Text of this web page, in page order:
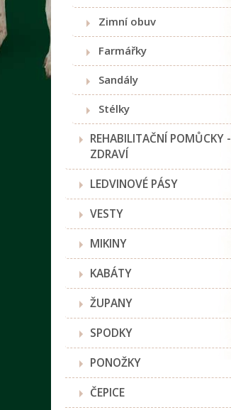
Zimní obuv
Farmářky
Sandály
Stélky
REHABILITAČNÍ POMŮCKY -
ZDRAVÍ
LEDVINOVÉ PÁSY
VESTY
MIKINY
KABÁTY
ŽUPANY
SPODKY
PONOŽKY
ČEPICE